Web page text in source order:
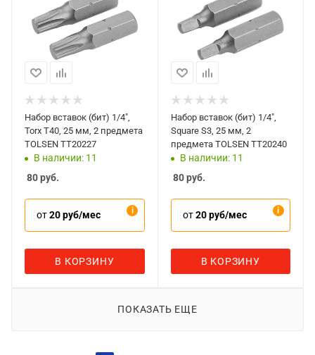
Набор вставок (бит) 1/4",
Torx T40, 25 мм, 2 предмета
TOLSEN TT20227
В наличии: 11
80руб.
от20 руб/мес
В КОРЗИНУ
Набор вставок (бит) 1/4",
Square S3, 25 мм, 2
предмета TOLSEN TT20240
В наличии: 11
80руб.
от20 руб/мес
В КОРЗИНУ
ПОКАЗАТЬ ЕЩЕ